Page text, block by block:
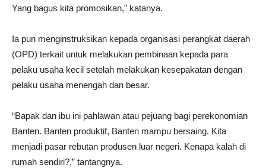
Yang bagus kita promosikan,” katanya.
Ia pun menginstruksikan kepada organisasi perangkat daerah
(OPD) terkait untuk melakukan pembinaan kepada para
pelaku usaha kecil setelah melakukan kesepakatan dengan
pelaku usaha menengah dan besar.
“Bapak dan ibu ini pahlawan atau pejuang bagi perekonomian
Banten. Banten produktif, Banten mampu bersaing. Kita
menjadi pasar rebutan produsen luar negeri. Kenapa kalah di
rumah sendiri?,” tantangnya.